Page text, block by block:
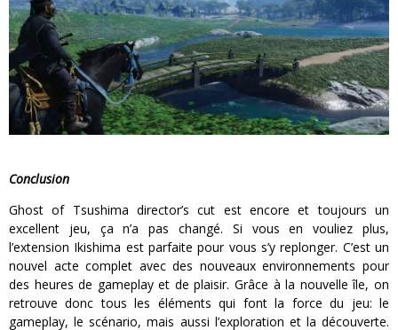
Conclusion
Ghost of Tsushima director’s cut est encore et toujours un
excellent jeu, ça n’a pas changé. Si vous en vouliez plus,
l’extension Ikishima est parfaite pour vous s’y replonger. C’est un
nouvel acte complet avec des nouveaux environnements pour
des heures de gameplay et de plaisir. Grâce à la nouvelle île, on
retrouve donc tous les éléments qui font la force du jeu: le
gameplay, le scénario, mais aussi l’exploration et la découverte.